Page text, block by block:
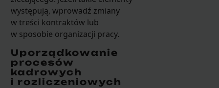
występują, wprowadź zmiany
w treści kontraktów lub
w sposobie organizacji pracy.
Uporządkowanie
procesów
kadrowych
i rozliczeniowych